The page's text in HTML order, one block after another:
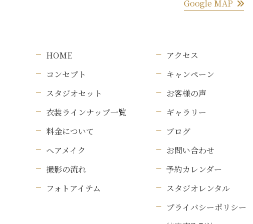
Google MAP
HOME
コンセプト
スタジオセット
衣装ラインナップ一覧
料金について
ヘアメイク
撮影の流れ
フォトアイテム
アクセス
キャンペーン
お客様の声
ギャラリー
ブログ
お問い合わせ
予約カレンダー
スタジオレンタル
プライバシーポリシー